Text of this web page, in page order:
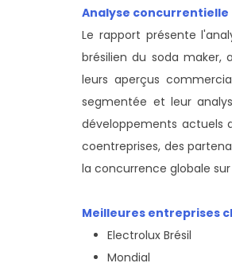
Analyse concurrentielle
Le rapport présente
brésilien du soda maker,
leurs aperçus
segmentée et leur
développements actuels
coentreprises, des
la concurrence globale
Meilleures entreprises
Electrolux Brésil
Mondial